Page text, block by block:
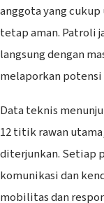
anggota yang
tetap aman. Patroli
langsung dengan
melaporkan potensi
Data teknis
12 titik rawan
diterjunkan. Setiap
komunikasi dan
mobilitas dan